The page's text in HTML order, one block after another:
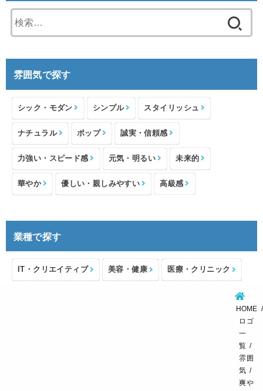
索:
雰囲気で探す
シック・モダン シンプル スタイリッシュ
ナチュラル ポップ 誠実・信頼感
力強い・スピード感 元気・明るい 未来的
華やか 優しい・親しみやすい 高級感
業種で探す
IT・クリエイティブ 美容・健康 医療・クリニック
HOME
ロゴ
一
覧
雰囲
気
爽や